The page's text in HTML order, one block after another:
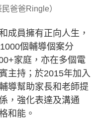
爸爸Ringle）
成員擁有正向人生，
個輔導個案分
家庭，亦在多個電
主持；於2015年加入
導幫助家長和老師提
，強化表達及溝通
和能。